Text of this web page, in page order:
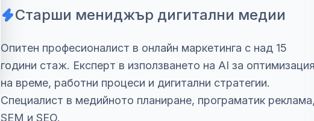
Старши мениджър дигитални медии
Опитен професионалист в онлайн маркетинга с над 15
години стаж. Експерт в използването на AI за оптимизация
на време, работни процеси и дигитални стратегии.
Специалист в медийното планиране, програматик реклама,
SEM и SEO.